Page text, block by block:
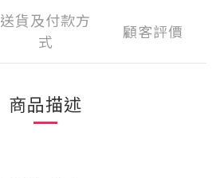
送貨及付款方
式
顧客評價
商品描述